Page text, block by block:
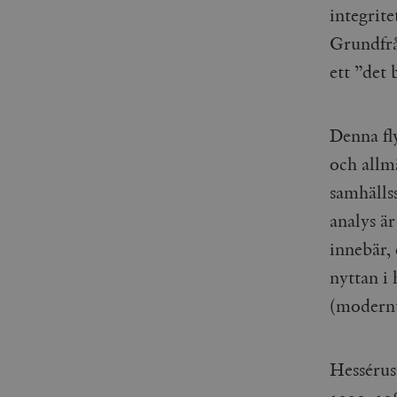
ett ”det
Denna
och
analys
nyttan i